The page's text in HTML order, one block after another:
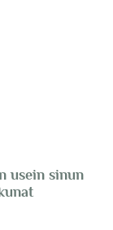
usein sinun